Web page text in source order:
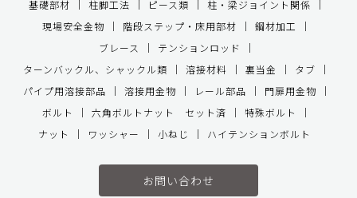
基礎部材 柱脚工法 ピース類
柱・梁ジョイント関係
現場安全金物
階段ステップ・床用部材
鋼材加工
ブレース
テンションロッド
ターンバックル、シャックル類
溶接材料 裏当金
タブ
パイプ用溶接部品
溶接用金物 レール部品
門扉用金物
ボルト
六角ボルトナット セット済
特殊ボルト
ナット
ワッシャー 小ねじ ハイテンションボルト
お問い合わせ